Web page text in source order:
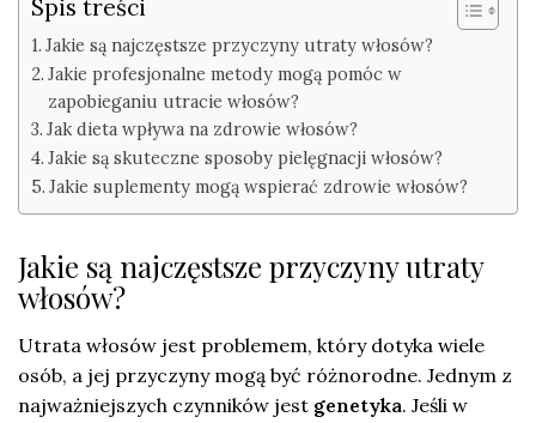
Spis treści
Jakie są najczęstsze przyczyny utraty włosów?
Jakie profesjonalne metody mogą pomóc w
zapobieganiu utracie włosów?
Jak dieta wpływa na zdrowie włosów?
Jakie są skuteczne sposoby pielęgnacji włosów?
Jakie suplementy mogą wspierać zdrowie włosów?
Jakie są najczęstsze przyczyny utraty
włosów?
Utrata włosów jest problemem, który dotyka wiele
osób, a jej przyczyny mogą być różnorodne. Jednym z
najważniejszych czynników jest genetyka. Jeśli w